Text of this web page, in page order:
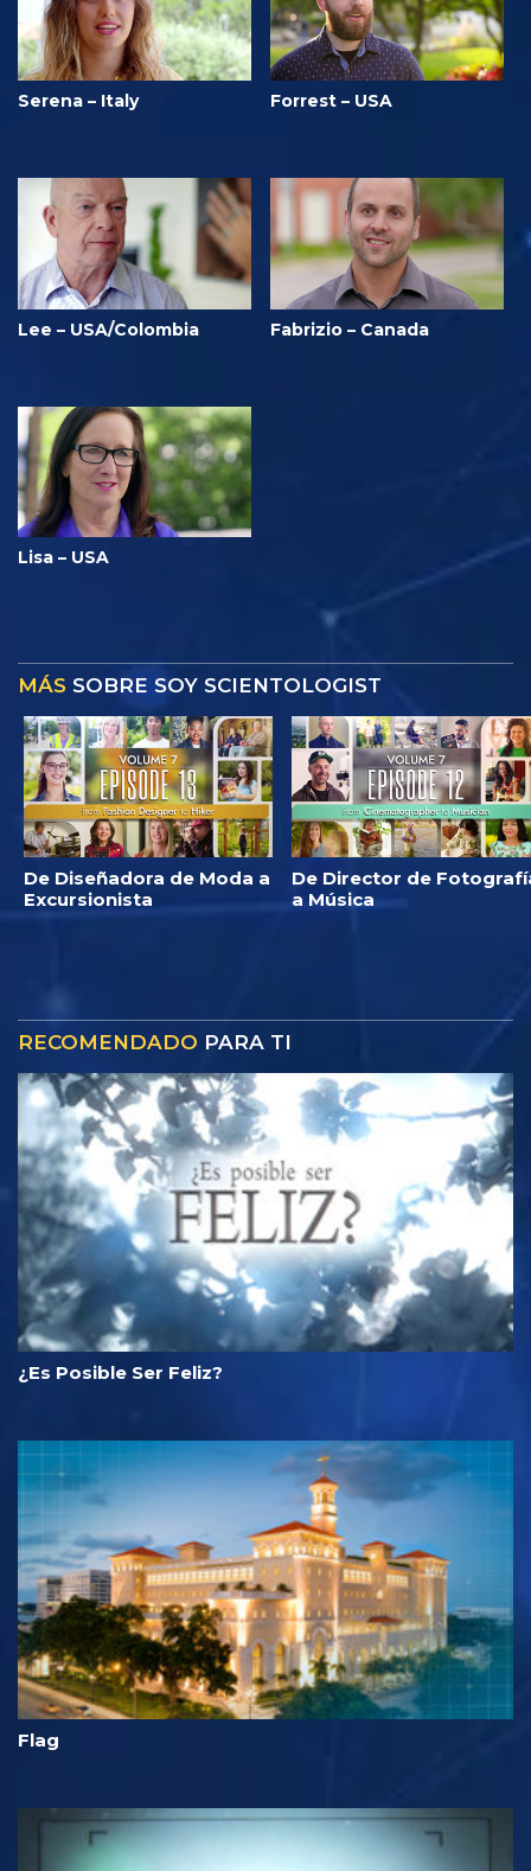
Serena – Italy Forrest – USA
Lee – USA/Colombia Fabrizio – Canada
Lisa – USA
MÁS SOBRE SOY SCIENTOLOGIST
De Diseñadora de Moda a
Excursionista
De Director de
a Música
RECOMENDADO PARA TI
¿Es Posible Ser Feliz?
Flag